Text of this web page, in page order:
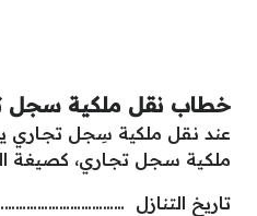
خطاب نقل ملكية سجل
عند نقل ملكية سِجل تجـاري
ملكـية سـجل تجـاري، كصيغة
تاريخ التنازل